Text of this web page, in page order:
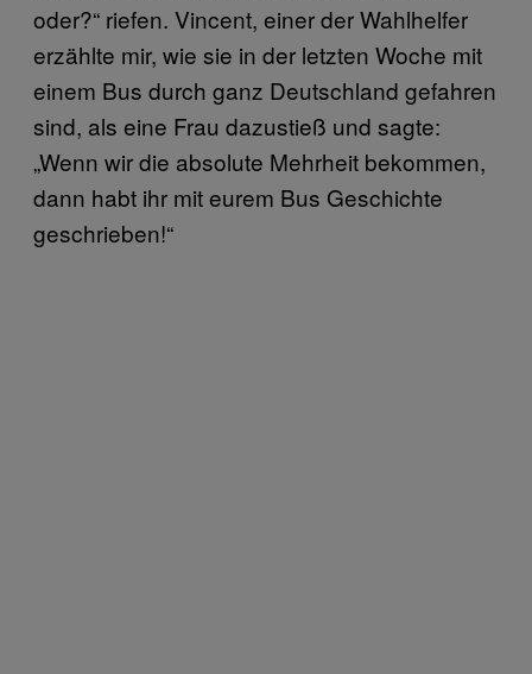
oder?“ riefen. Vincent, einer der Wahlhelfer
erzählte mir, wie sie in der letzten Woche mit
einem Bus durch ganz Deutschland gefahren
sind, als eine Frau dazustieß und sagte:
„Wenn wir die absolute Mehrheit bekommen,
dann habt ihr mit eurem Bus Geschichte
geschrieben!“